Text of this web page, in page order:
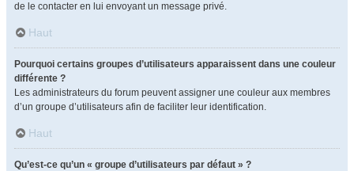
de le contacter en lui envoyant un message privé.
Haut
Pourquoi certains groupes d’utilisateurs apparaissent dans une couleur
différente ?
Les administrateurs du forum peuvent assigner une couleur aux membres
d’un groupe d’utilisateurs afin de faciliter leur identification.
Haut
Qu’est-ce qu’un « groupe d’utilisateurs par défaut » ?